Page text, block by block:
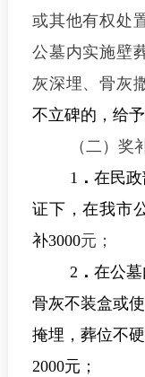
或其他有权处
公墓内实施壁
灰深埋、骨灰
不立碑的，给予
（二）奖
1 ．在民
证下，在我市
补3000元；
2 ．在公
骨灰不装盒或
掩埋，葬位不
2000元；